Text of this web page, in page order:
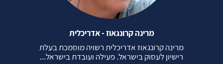
מרינה קרונגאוז - אדריכלית
מרינה קרונגאוז אדריכלית רשויה מוסמכת בעלת
רישיון לעסוק בישראל. פעילה ועובדת בישראל...